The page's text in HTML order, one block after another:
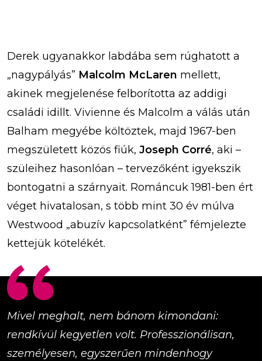
Derek ugyanakkor labdába sem rúghatott a
„nagypályás” Malcolm McLaren mellett,
akinek megjelenése felborította az addigi
családi idillt. Vivienne és Malcolm a válás után
Balham megyébe költöztek, majd 1967-ben
megszületett közös fiúk, Joseph Corré, aki –
szüleihez hasonlóan – tervezőként igyekszik
bontogatni a szárnyait. Románcuk 1981-ben ért
véget hivatalosan, s több mint 30 év múlva
Westwood „abuzív kapcsolatként” fémjelezte
kettejük kötelékét.
Mivel meghalt, nem bánom kimondani:
rendkívül kegyetlen volt. Professzionálisan,
személyesen, egyszerűen mindenhogy